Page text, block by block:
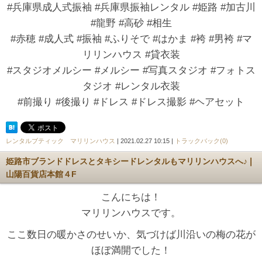
#兵庫県成人式振袖 #兵庫県振袖レンタル #姫路 #加古川
#龍野 #高砂 #相生
#赤穂 #成人式 #振袖 #ふりそで #はかま #袴 #男袴 #マ
リリンハウス #貸衣装
#スタジオメルシー #メルシー #写真スタジオ #フォトス
タジオ #レンタル衣装
#前撮り #後撮り #ドレス #ドレス撮影 #ヘアセット
レンタルブティック マリリンハウス | 2021.02.27 10:15 | トラックバック(0)
姫路市ブランドドレスとタキシードレンタルもマリリンハウスへ♪❘
山陽百貨店本館４F
こんにちは！
マリリンハウスです。
ここ数日の暖かさのせいか、気づけば川沿いの梅の花が
ほぼ満開でした！